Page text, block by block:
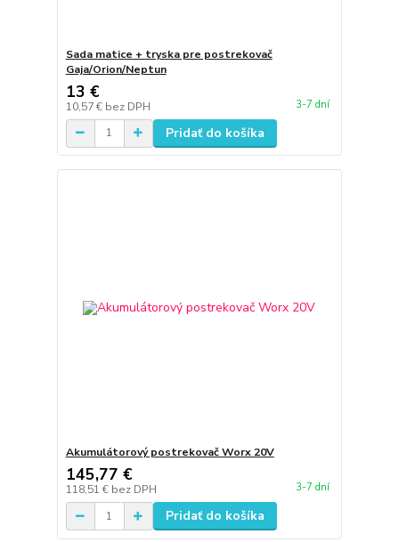
Sada matice + tryska pre postrekovač
Gaja/Orion/Neptun
13 €
10,57 € bez DPH 3-7 dní
Pridať do košíka
Akumulátorový postrekovač Worx 20V
145,77 €
118,51 € bez DPH 3-7 dní
Pridať do košíka